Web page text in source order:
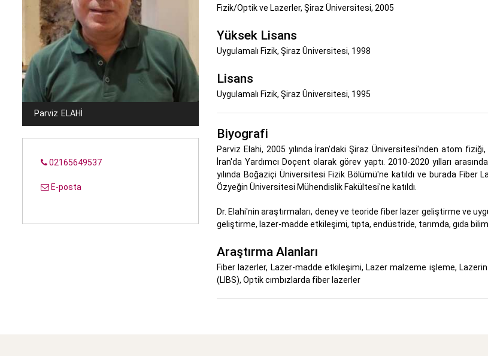
Parviz ELAHİ
02165649537
E-posta
Fizik/Optik ve Lazerler, Şiraz Üniversitesi, 2005
Yüksek Lisans
Uygulamalı Fizik, Şiraz Üniversitesi, 1998
Lisans
Uygulamalı Fizik, Şiraz Üniversitesi, 1995
Biyografi
Parviz Elahi, 2005 yılında İran'daki Şiraz Üniversitesi'nden atom
İran'da Yardımcı Doçent olarak görev yaptı. 2010-2020 yılları
yılında Boğaziçi Üniversitesi Fizik Bölümü'ne katıldı ve burada Fiber
Özyeğin Üniversitesi Mühendislik Fakültesi'ne katıldı.
Dr. Elahi'nin araştırmaları, deney ve teoride fiber lazer geliştirme ve
geliştirme, lazer-madde etkileşimi, tıpta, endüstride, tarımda, gıda
Araştırma Alanları
Fiber lazerler, Lazer-madde etkileşimi, Lazer malzeme işleme,
(LIBS), Optik cımbızlarda fiber lazerler